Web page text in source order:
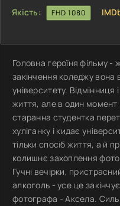
Якість: FHD 1080
Головна героїня фільму -
закінчення коледжу
університету. Відмінниця
життя, але в один момент
старанна студентка
хуліганку і кидає
тільки спосіб життя, а й
колишнє захоплення
Гучні вечірки,
алкоголь - усе це
фотографа - Аксела.